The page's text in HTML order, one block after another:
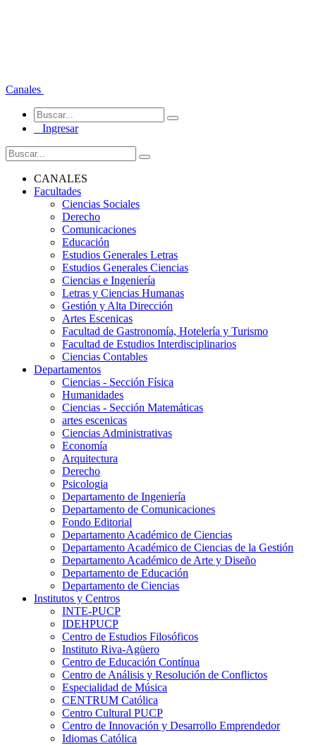
Canales
Ingresar
CANALES
Facultades
Ciencias Sociales
Derecho
Comunicaciones
Educación
Estudios Generales Letras
Estudios Generales Ciencias
Ciencias e Ingeniería
Letras y Ciencias Humanas
Gestión y Alta Dirección
Artes Escenicas
Facultad de Gastronomía, Hotelería y Turismo
Facultad de Estudios Interdisciplinarios
Ciencias Contables
Departamentos
Ciencias - Sección Física
Humanidades
Ciencias - Sección Matemáticas
artes escenicas
Ciencias Administrativas
Economía
Arquitectura
Derecho
Psicologia
Departamento de Ingeniería
Departamento de Comunicaciones
Fondo Editorial
Departamento Académico de Ciencias
Departamento Académico de Ciencias de la Gestión
Departamento Académico de Arte y Diseño
Departamento de Educación
Departamento de Ciencias
Institutos y Centros
INTE-PUCP
IDEHPUCP
Centro de Estudios Filosóficos
Instituto Riva-Agüero
Centro de Educación Contínua
Centro de Análisis y Resolución de Conflictos
Especialidad de Música
CENTRUM Católica
Centro Cultural PUCP
Centro de Innovación y Desarrollo Emprendedor
Idiomas Católica